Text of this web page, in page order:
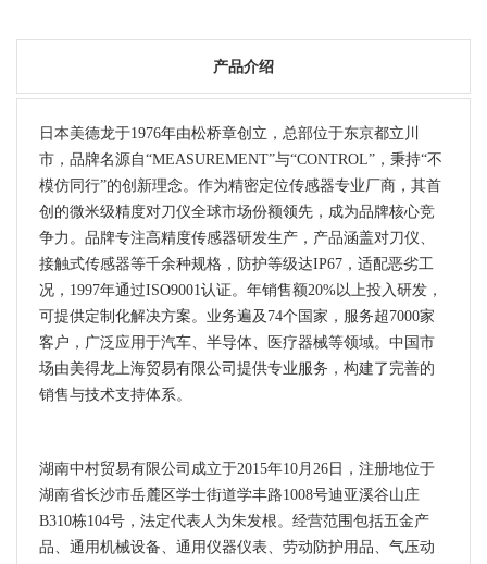
产品介绍
日本美德龙于1976年由松桥章创立，总部位于东京都立川
市，品牌名源自“MEASUREMENT”与“CONTROL”，秉持“不
模仿同行”的创新理念。作为精密定位传感器专业厂商，其首
创的微米级精度对刀仪全球市场份额领先，成为品牌核心竞
争力。品牌专注高精度传感器研发生产，产品涵盖对刀仪、
接触式传感器等千余种规格，防护等级达IP67，适配恶劣工
况，1997年通过ISO9001认证。年销售额20%以上投入研发，
可提供定制化解决方案。业务遍及74个国家，服务超7000家
客户，广泛应用于汽车、半导体、医疗器械等领域。中国市
场由美得龙上海贸易有限公司提供专业服务，构建了完善的
销售与技术支持体系。
湖南中村贸易有限公司成立于2015年10月26日，注册地位于
湖南省长沙市岳麓区学士街道学丰路1008号迪亚溪谷山庄
B310栋104号，法定代表人为朱发根。经营范围包括五金产
品、通用机械设备、通用仪器仪表、劳动防护用品、气压动